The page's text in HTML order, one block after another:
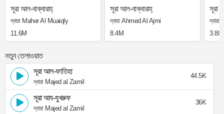
সূরা আল-বাক্বারাহ্
দ্বারা Maher Al Muaiqly
11.6M
সূরা আল-বাক্বারাহ্
দ্বারা Ahmed Al Ajmi
8.4M
সূরা
3.8M
নতুন তেলাওয়াত
সূরা আল-ফাতিহা
দ্বারা Majed al Zamil
44.5K
সূরা আয-যুখরুফ
দ্বারা Majed al Zamil
36K